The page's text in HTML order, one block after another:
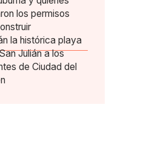
los permisos
la histórica playa
Julián a los
de Ciudad del